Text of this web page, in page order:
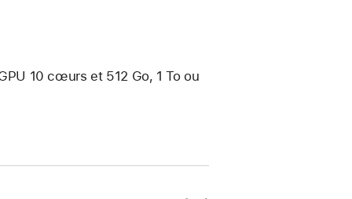
10 cœurs et 512 Go, 1 To ou